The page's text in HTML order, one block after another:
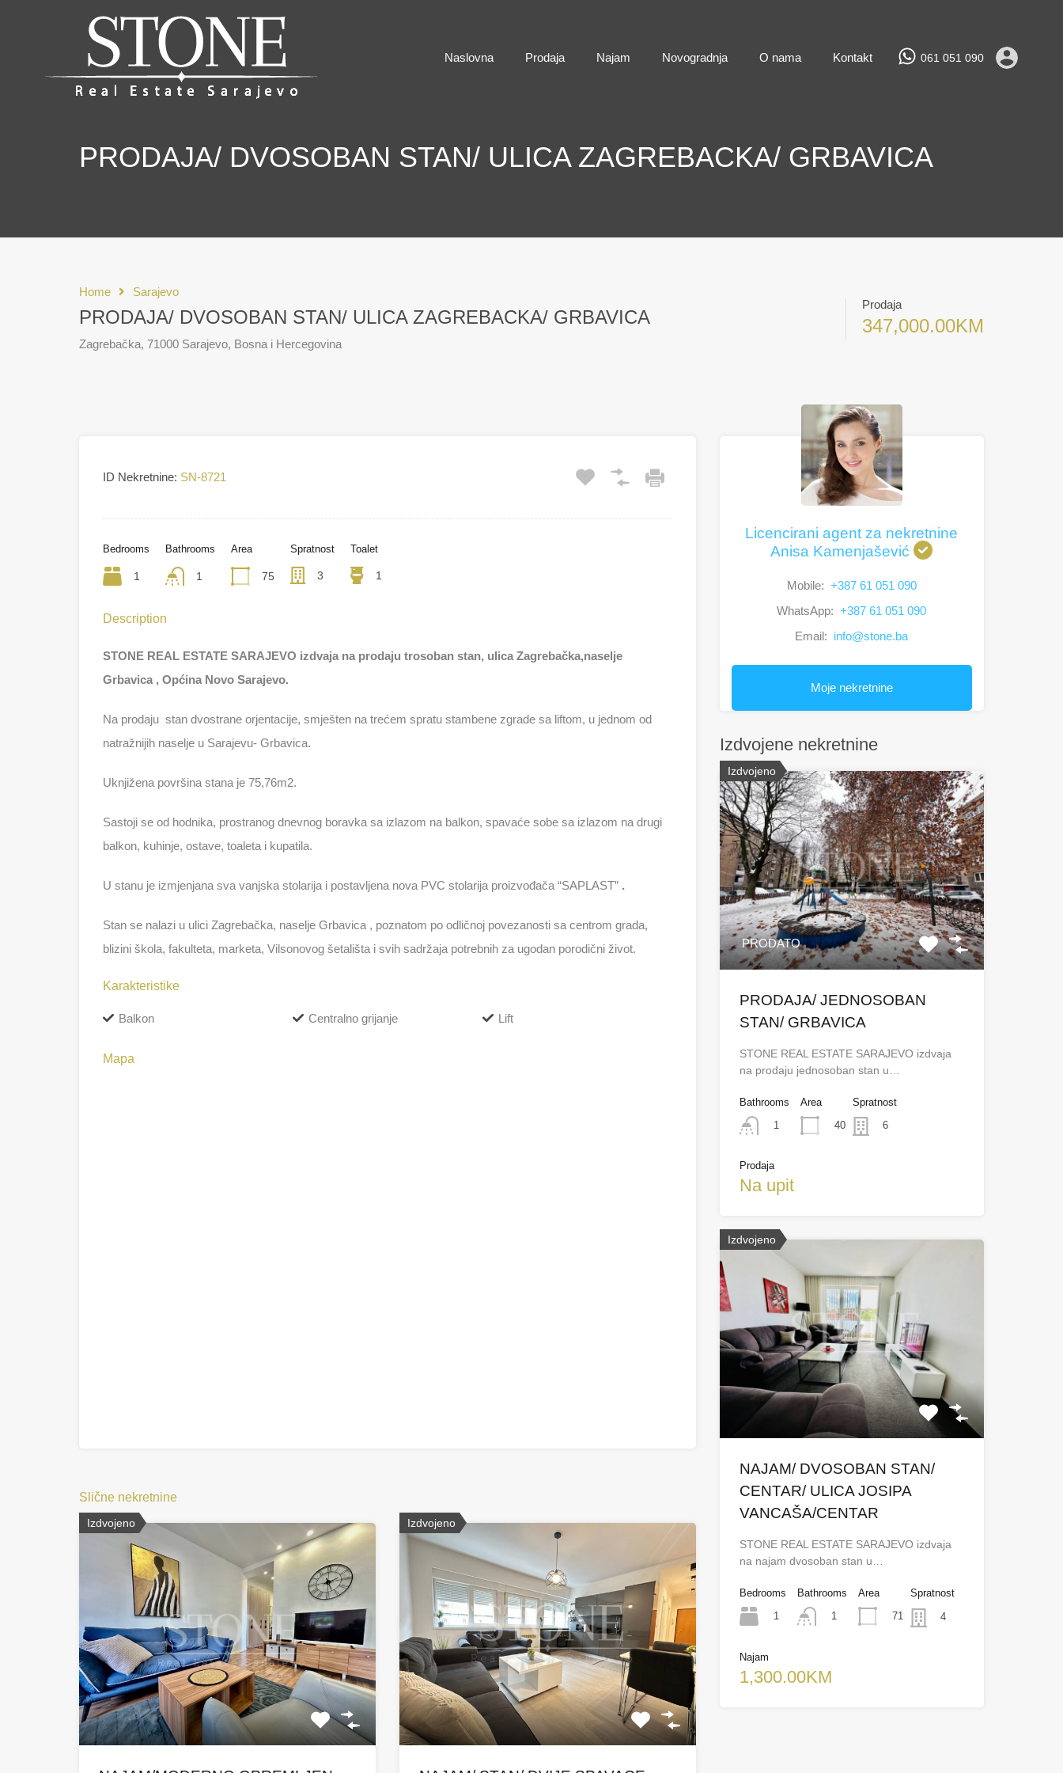
Naslovna Prodaja Najam Novogradnja O nama Kontakt 061 051 090
PRODAJA/ DVOSOBAN STAN/ ULICA ZAGREBACKA/ GRBAVICA
Home Sarajevo
PRODAJA/ DVOSOBAN STAN/ ULICA ZAGREBACKA/ GRBAVICA
Zagrebačka, 71000 Sarajevo, Bosna i Hercegovina
Prodaja
347,000.00KM
ID Nekretnine: SN-8721
Bedrooms
1
Bathrooms
1
Area
75
Spratnost
3
Toalet
1
Description
STONE REAL ESTATE SARAJEVO izdvaja na prodaju trosoban stan, ulica Zagrebačka,naselje
Grbavica , Općina Novo Sarajevo.
Na prodaju stan dvostrane orjentacije, smješten na trećem spratu stambene zgrade sa liftom, u jednom od
natražnijih naselje u Sarajevu- Grbavica.
Uknjižena površina stana je 75,76m2.
Sastoji se od hodnika, prostranog dnevnog boravka sa izlazom na balkon, spavaće sobe sa izlazom na drugi
balkon, kuhinje, ostave, toaleta i kupatila.
U stanu je izmjenjana sva vanjska stolarija i postavljena nova PVC stolarija proizvođača “SAPLAST” .
Stan se nalazi u ulici Zagrebačka, naselje Grbavica , poznatom po odličnoj povezanosti sa centrom grada,
blizini škola, fakulteta, marketa, Vilsonovog šetališta i svih sadržaja potrebnih za ugodan porodični život.
Karakteristike
Balkon Centralno grijanje Lift
Mapa
Slične nekretnine
Izdvojeno Izdvojeno
Licencirani agent za nekretnine
Anisa Kamenjašević
Mobile: +387 61 051 090
WhatsApp: +387 61 051 090
Email: info@stone.ba
Moje nekretnine
Izdvojene nekretnine
Izdvojeno
PRODATO
PRODAJA/ JEDNOSOBAN
STAN/ GRBAVICA
STONE REAL ESTATE SARAJEVO izdvaja
na prodaju jednosoban stan u…
Bathrooms
1
Area
40
Spratnost
6
Prodaja
Na upit
Izdvojeno
NAJAM/ DVOSOBAN STAN/
CENTAR/ ULICA JOSIPA
VANCAŠA/CENTAR
STONE REAL ESTATE SARAJEVO izdvaja
na najam dvosoban stan u…
Bedrooms
1
Bathrooms
1
Area
71
Spratnost
4
Najam
1,300.00KM